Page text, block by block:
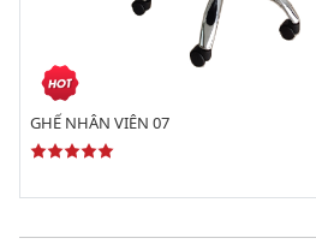
GHẾ NHÂN VIÊN 07